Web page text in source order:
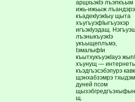
арщхьэкIэ лъэпкъым
ижь-ижьыж лъандэрэ
къадекIуэкIыу щыта
хъугъуэфIыгъуэхэр
игъэкIуэдащ.
лъэныкъуэкIэ
укъыщеплъмэ,
IэмалыфIи
къытхукъуэкIауэ
хъунущ —
къэдгъэсэбэпурэ
щэнхабзэмрэ
дуней псом
щ.